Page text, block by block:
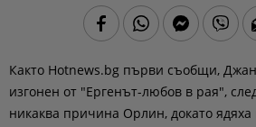
Както Hotnews.bg първи съобщи,
изгонен от "Ергенът-любов в рая",
никаква причина Орлин, докато ядяха